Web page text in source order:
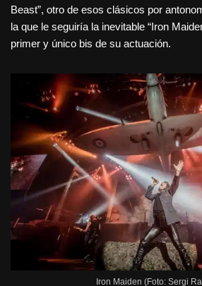
Beast”, otro de esos clásicos por
la que le seguiría la inevitable “Iron
primer y único bis de su actuación.
Iron Maiden (Foto: Sergi